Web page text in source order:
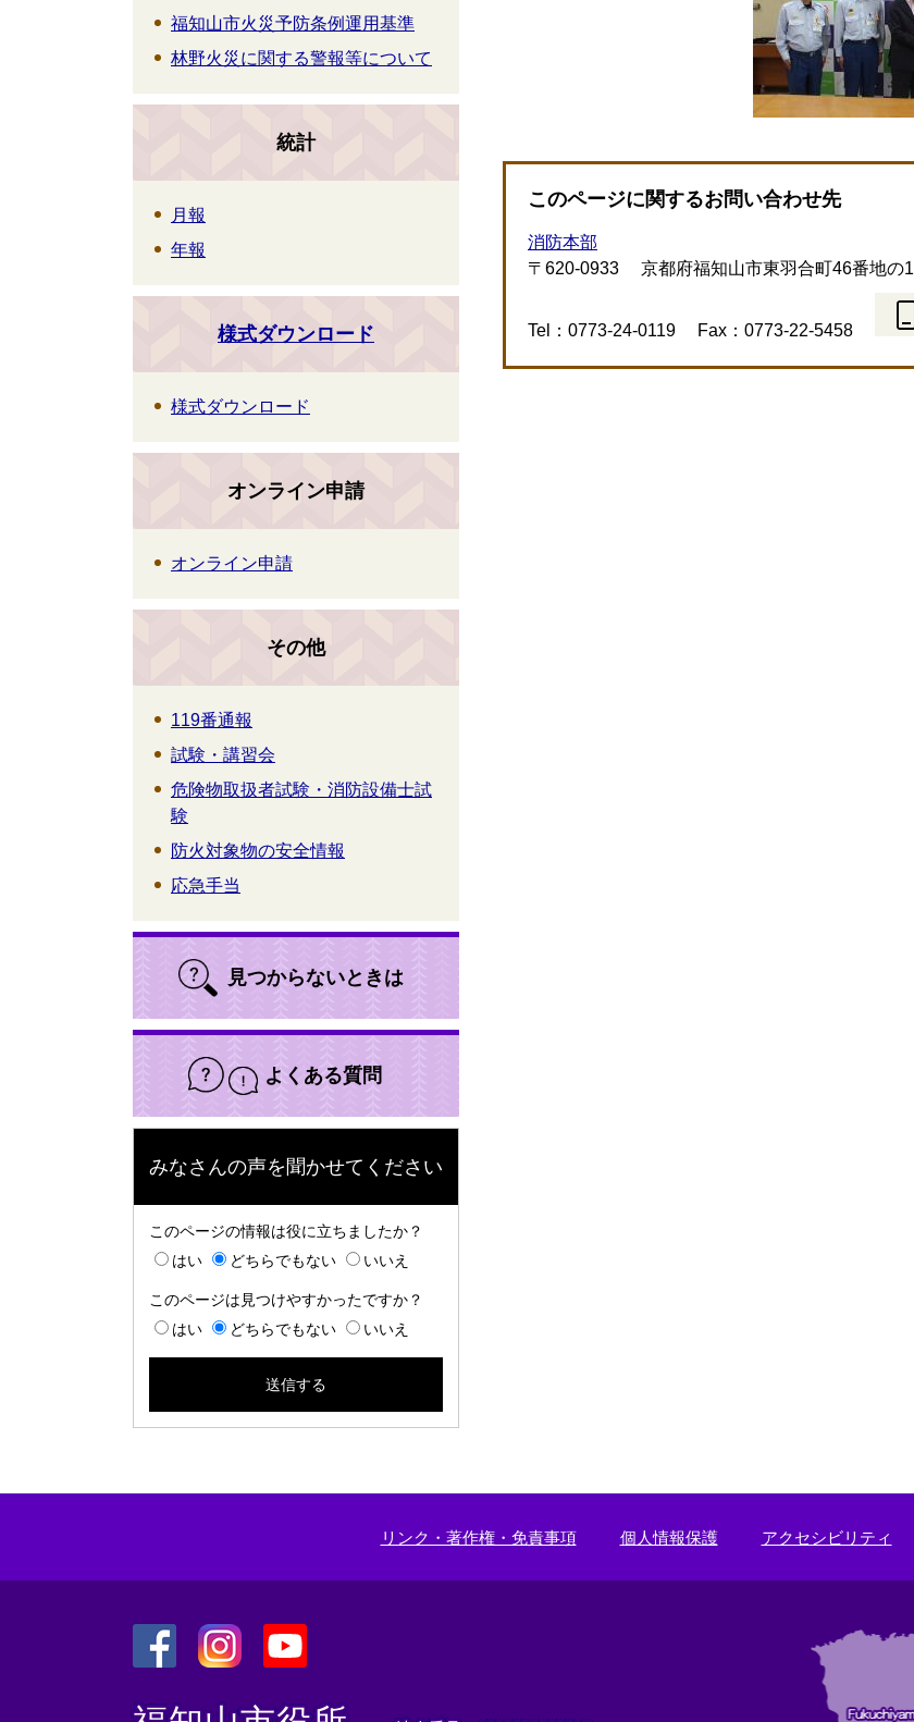
このページに関するお問い合わせ先
消防本部
〒620-0933
京都府福知山市東羽合町46番地の1
Tel：0773-24-0119 Fax：0773-22-5458
外
福知山市火災予防条例運用基準
林野火災に関する警報等について
統計
月報
年報
様式ダウンロード
様式ダウンロード
オンライン申請
オンライン申請
その他
119番通報
試験・講習会
危険物取扱者試験・消防設備士試
験
防火対象物の安全情報
応急手当
見つからないときは
よくある質問
みなさんの声を聞かせてください
このページの情報は役に立ちましたか？
はい
どちらでもない いいえ
このページは見つけやすかったですか？
はい
どちらでもない いいえ
リンク・著作権・免責事項 個人情報保護 アクセシビリティ
外
外
外